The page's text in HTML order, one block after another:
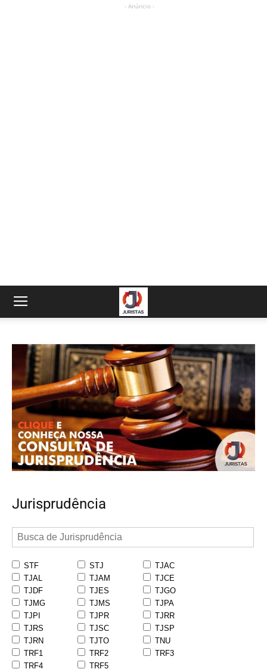
- Anúncio -
Jurisprudência
STF STJ
TJAC
TJAL
TJAM
TJCE
TJDF
TJES
TJGO
TJMG
TJMS
TJPA
TJPI
TJPR
TJRR
TJRS
TJSC
TJSP
TJRN
TJTO
TNU
TRF1
TRF2
TRF3
TRF4
TRF5